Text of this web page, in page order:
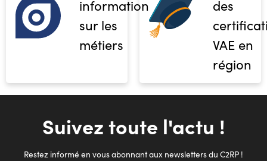
informations
sur les
métiers
des
VAE en
région
Suivez toute l'actu !
Restez informé en vous abonnant aux newsletters du C2RP !